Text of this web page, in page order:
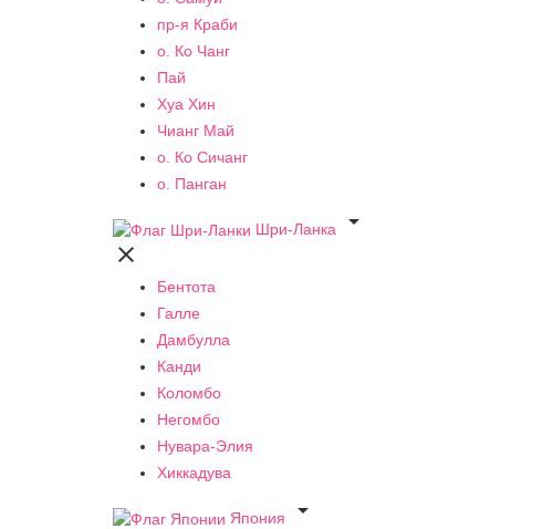
пр-я Краби
о. Ко Чанг
Пай
Хуа Хин
Чианг Май
о. Ко Сичанг
о. Панган
Шри-Ланка


Бентота
Галле
Дамбулла
Канди
Коломбо
Негомбо
Нувара-Элия
Хиккадува
Япония
